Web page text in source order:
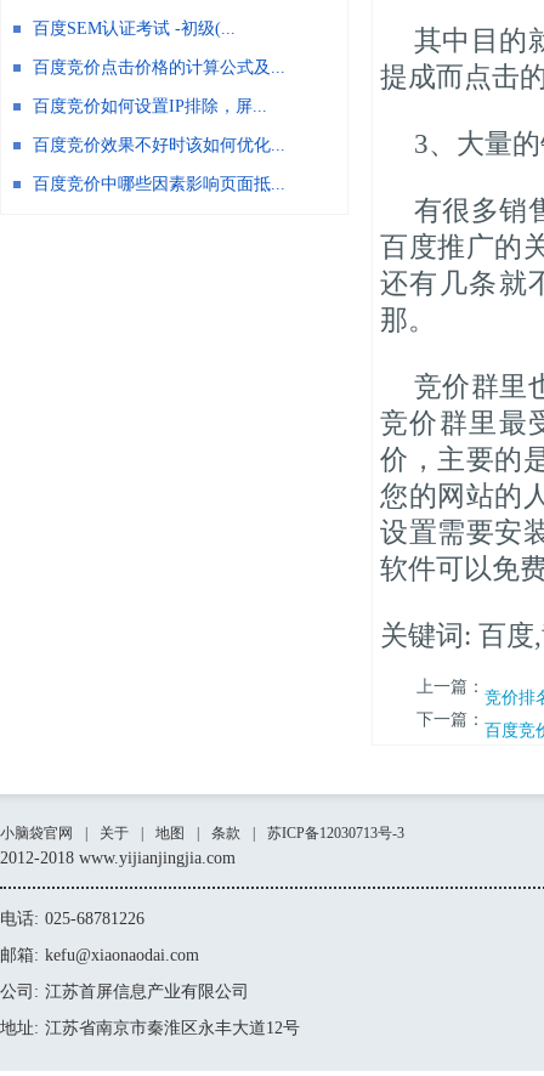
其中目的
提成而点击
3、大量
有很多销
百度推广的
还有几条就
那。
竞价群里
竞价群里最
价，主要的
您的网站的
设置需要安
软件可以免
关键词: 百
上一篇： 竞价排
下一篇： 百度竞
百度SEM认证考试 -初级(...
百度竞价点击价格的计算公式及...
百度竞价如何设置IP排除，屏...
百度竞价效果不好时该如何优化...
百度竞价中哪些因素影响页面抵...
小脑袋官网 关于 地图 条款 苏ICP备12030713号-3
2012-2018 www.yijianjingjia.com
电话: 025-68781226
邮箱: kefu@xiaonaodai.com
公司: 江苏首屏信息产业有限公司
地址: 江苏省南京市秦淮区永丰大道12号